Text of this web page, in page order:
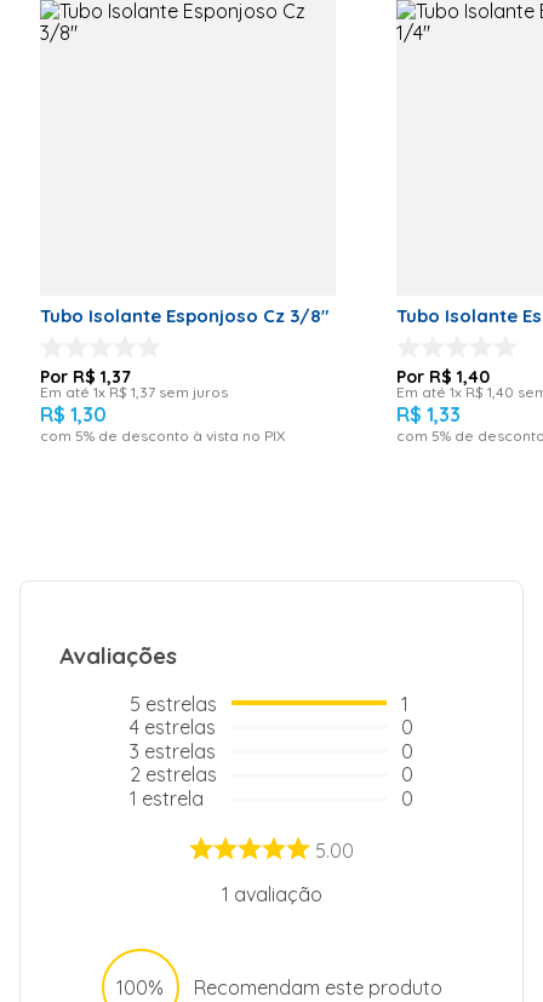
Imagens meramente ilustrativas.
Até 65 Kg
Altura 500mm
Tubo Isolante Esponjoso Cz 3/8"
R$ 1,37
Em até 1x R$ 1 37 sem juros
R$ 1,30
com 5% de desconto à vista no PIX
Tubo Isolante
R$ 1,40
Em até 1x R$ 1 40
R$ 1,33
com 5% de
Avaliações
5 estrelas
4 estrelas
3 estrelas
2 estrelas
1 estrela
1
0
0
0
0
5.00
1 avaliação
100% Recomendam este produto